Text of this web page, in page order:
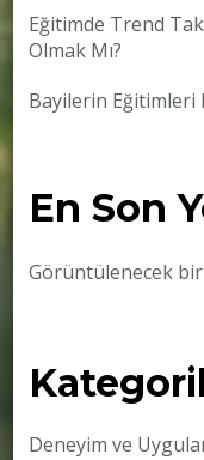
Eğitimde Trend
Olmak Mı?
Bayilerin Eğitimleri
En Son
Görüntülenecek
Deneyim ve